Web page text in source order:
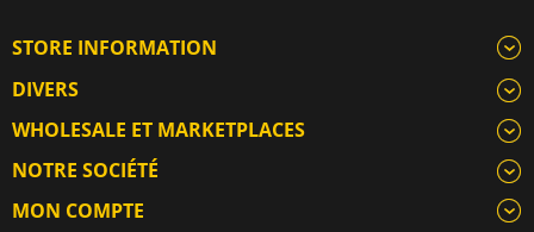
STORE INFORMATION
DIVERS
WHOLESALE ET MARKETPLACES
NOTRE SOCIÉTÉ
MON COMPTE